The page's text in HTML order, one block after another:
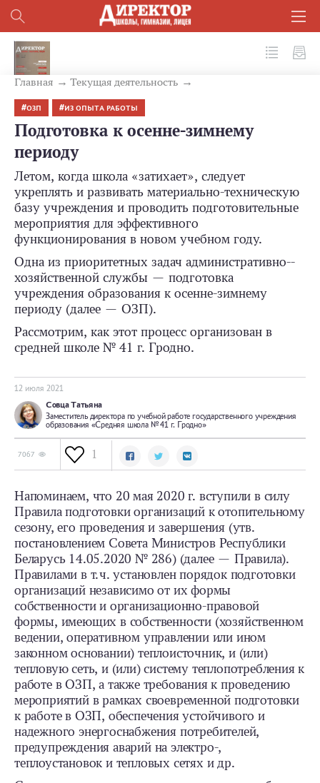
Главная Текущая деятельность
ОЗП ИЗ ОПЫТА РАБОТЫ
Подготовка к осенне-зимнему
периоду
Летом, когда школа «затихает», следует
укреплять и развивать материально-­техническую
базу учреждения и проводить подготовительные
мероприятия для эффективного
функционирования в новом учебном году.
Одна из приоритетных задач административно-­
хозяйственной службы — подготовка
учреждения образования к осенне-­зимнему
периоду (далее — ОЗП).
Рассмотрим, как этот процесс организован в
средней школе № 41 г. Гродно.
12 июля 2021
Совца Татьяна
Заместитель директора по учебной работе государственного учреждения
образования «Средняя школа № 41 г. Гродно»
7067 1
Напоминаем, что 20 мая 2020 г. вступили в силу
Правила подготовки организаций к отопительному
сезону, его проведения и завершения (утв.
постановлением Совета Министров Республики
Беларусь 14.05.2020 № 286) (далее — Правила).
Правилами в т. ч. установлен порядок подготовки
организаций независимо от их формы
собственности и организационно-­правовой
формы, имеющих в собственности (хозяйственном
ведении, оперативном управлении или ином
законном основании) теплоисточник, и (или)
тепловую сеть, и (или) систему теплопотребления к
работе в ОЗП, а также требования к проведению
мероприятий в рамках своевременной подготовки
к работе в ОЗП, обеспечения устойчивого и
надежного энергоснабжения потребителей,
предупреждения аварий на электро-,
теплоустановок и тепловых сетях и др.